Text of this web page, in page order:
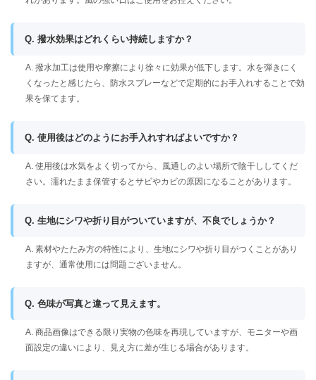
Q. 撥水効果はどれくらい持続しますか？
A. 撥水加工は使用や摩擦により徐々に効果が低下します。水を弾きにく
くなったと感じたら、防水スプレーなどで定期的にお手入れすることで効
果を保てます。
Q. 使用後はどのようにお手入れすればよいですか？
A. 使用後は水気をよく切ってから、風通しのよい場所で陰干ししてくだ
さい。濡れたまま保管するとサビやカビの原因になることがあります。
Q. 生地にシワや折り目がついていますが、不良でしょうか？
A. 素材やたたみ方の特性により、生地にシワや折り目がつくことがあり
ますが、通常使用には問題ございません。
Q. 色味が写真と違って見えます。
A. 商品画像はできる限り実物の色味を再現していますが、モニターや画
面設定の違いにより、見え方に差が生じる場合があります。